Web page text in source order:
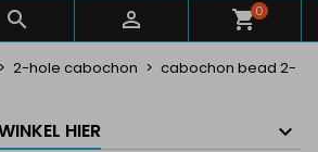
  0
2-hole cabochon
cabochon bead 2-
HIER
Maak een verlanglijst